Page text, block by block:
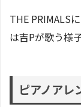
THE PRIMALS
は吉Pが歌う様
ピアノアレ